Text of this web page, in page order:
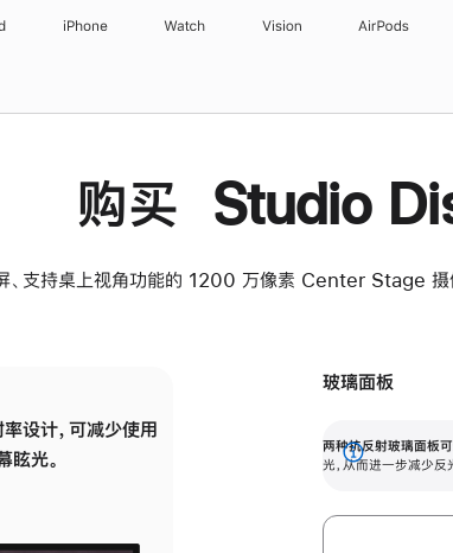
iPhone Watch Vision AirPods
购买 Studio
支持桌上视角功能的 1200 万像素 Center Stage 摄
设计，可减少使用
眩光。
有高亮光源的场所使用，也能保
玻璃面板
两种抗反射玻璃面板可
光，从而进一步减少反
展